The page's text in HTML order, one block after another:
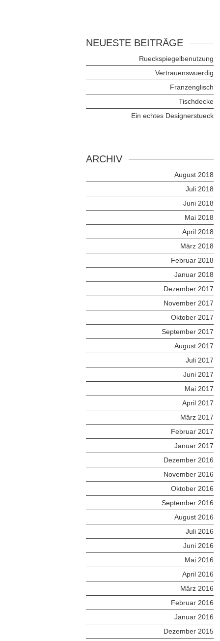
NEUESTE BEITRÄGE
Rueckspiegelbenutzung
Vertrauenswuerdig
Franzenglisch
Tischdecke
Ein echtes Designerstueck
ARCHIV
August 2018
Juli 2018
Juni 2018
Mai 2018
April 2018
März 2018
Februar 2018
Januar 2018
Dezember 2017
November 2017
Oktober 2017
September 2017
August 2017
Juli 2017
Juni 2017
Mai 2017
April 2017
März 2017
Februar 2017
Januar 2017
Dezember 2016
November 2016
Oktober 2016
September 2016
August 2016
Juli 2016
Juni 2016
Mai 2016
April 2016
März 2016
Februar 2016
Januar 2016
Dezember 2015